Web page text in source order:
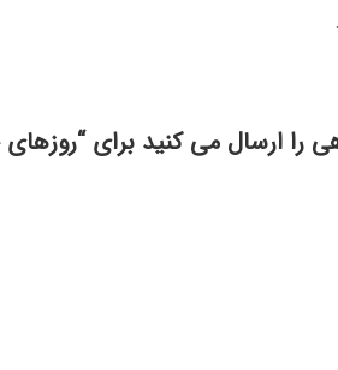
را ارسال می کنید برای